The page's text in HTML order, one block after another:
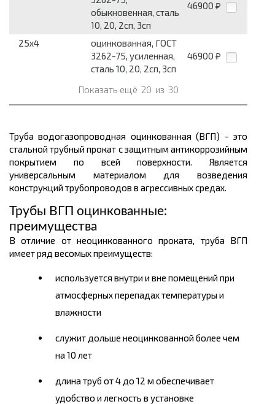
обыкновенная, сталь
10, 20, 2сп, 3сп
46900 ₽
25x4
оцинкованная, ГОСТ
3262-75, усилен­ная,
сталь 10, 20, 2сп, 3сп
46900 ₽
Показать ещё 20 из 30
Труба водогазопроводная оцинкованная (ВГП) - это
стальной трубный прокат с защитным антикоррозийным
покрытием по всей поверхности. Является
универсальным материалом для возведения
конструкций трубопроводов в агрессивных средах.
Трубы ВГП оцинкованные:
преимущества
В отличие от неоцинкованного проката, труба ВГП
имеет ряд весомых преимуществ:
используется внутри и вне помещений при
атмосферных перепадах температуры и
влажности
служит дольше неоцинкованной более чем
на 10 лет
длина труб от 4 до 12 м обеспечивает
удобство и легкость в установке